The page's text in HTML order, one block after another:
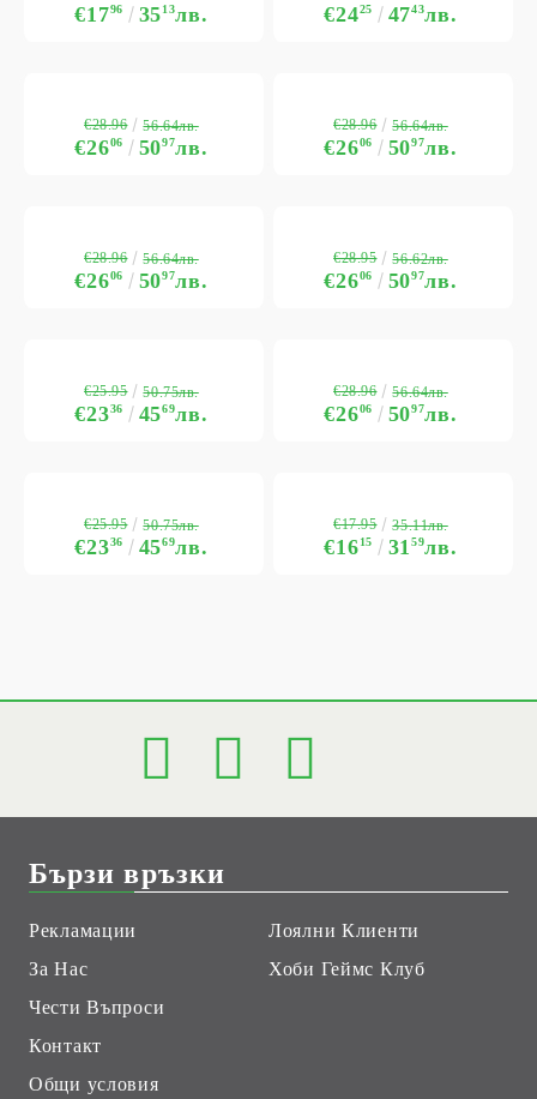
€1796 3513лв. €2425 4743лв.
€2606 5097лв.
€28.96 56.64лв.
€2606 5097лв.
€28.96 56.64лв.
€2606 5097лв.
€28.96 56.64лв.
€2606 5097лв.
€28.95 56.62лв.
€2336 4569лв.
€25.95 50.75лв.
€2606 5097лв.
€28.96 56.64лв.
€2336 4569лв.
€25.95 50.75лв.
€1615 3159лв.
€17.95 35.11лв.
Бързи връзки
Рекламации
За Нас
Чести Въпроси
Контакт
Общи условия
Лоялни Клиенти
Хоби Геймс Клуб